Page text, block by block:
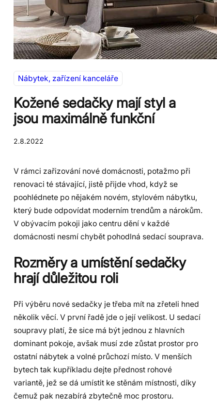
Nábytek, zařízení kanceláře
Kožené sedačky mají styl a
jsou maximálně funkční
2.8.2022
V rámci zařizování nové domácnosti, potažmo při
renovaci té stávající, jistě přijde vhod, když se
poohlédnete po nějakém novém, stylovém nábytku,
který bude odpovídat moderním trendům a nárokům.
V obývacím pokoji jako centru dění v každé
domácnosti nesmí chybět pohodlná sedací souprava.
Rozměry a umístění sedačky
hrají důležitou roli
Při výběru nové sedačky je třeba mít na zřeteli hned
několik věcí. V první řadě jde o její velikost. U sedací
soupravy platí, že sice má být jednou z hlavních
dominant pokoje, avšak musí zde zůstat prostor pro
ostatní nábytek a volné průchozí místo. V menších
bytech tak kupříkladu dejte přednost rohové
variantě, jež se dá umístit ke stěnám místnosti, díky
čemuž pak nezabírá zbytečně moc prostoru.